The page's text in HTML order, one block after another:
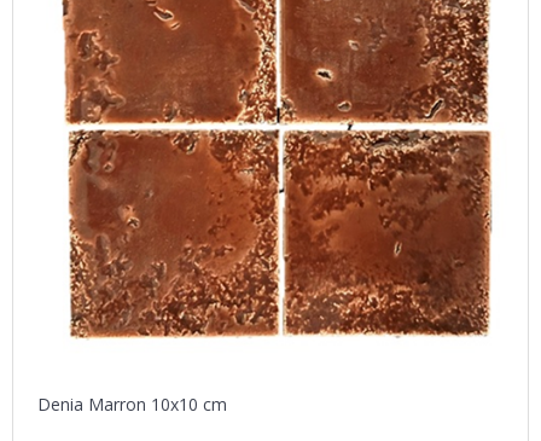
Denia Marron 10x10 cm